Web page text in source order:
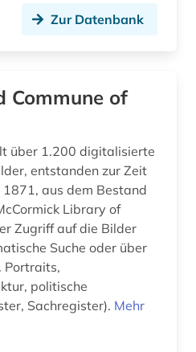
französische revolution (2)
geisteswissenschaft (1)
Zur Datenbank
Commune of
über 1.200 digitalisierte
entstanden zur Zeit
aus dem Bestand
Library of
Suche oder über
Portraits,
politische
Sachregister). Mehr